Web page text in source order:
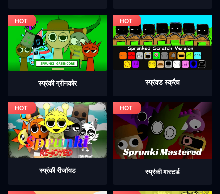
स्प्रंकी ग्रीनकोर स्प्रंक्ड स्क्रैच
स्प्रंकी रीजॉयड स्प्रंकी मास्टर्ड